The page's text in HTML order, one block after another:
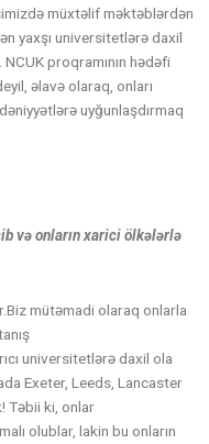
müxtəlif məktəblərdən
yaxşı universitetlərə daxil
proqramının hədəfi
əlavə olaraq, onları
uyğunlaşdırmaq
və onların xarici ölkələrlə
mütəmadi olaraq onlarla
universitetlərə daxil ola
Exeter, Leeds, Lancaster
Təbii ki, onlar
olublar, lakin bu onların